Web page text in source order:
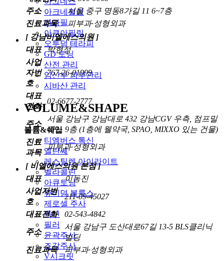
아크네필링
라라필
아쿠아필링
오투덤 테라피
GD 토닝
산전 관리
임산부 피부관리
시바산 관리
VOLUME&SHAPE
볼륨&쉐입
티엠버스 톡신
엘란쎄
레스틸렌 아이라이트
벨라콜린
아큐토닝
쥬비덤 볼룩스
제로셀 주사
톡신
필러
윤곽주사
조각주사
V시크릿
주소
서울 중구 명동8가길 11 6~7층
진료과목
피부과·성형외과
[ 강남비엘에스의원 ]
대표
박현정
사업
자번
호
767-26-01999
대표
전화
02-6677-2777
주소
서울 강남구 강남대로 432 강남CGV 우측, 점프밀
라노 9층 (1층에 웰약국, SPAO, MIXXO 있는 건물)
진료
과목
피부과·성형외과
[ 비엘에스의원 본점 ]
대표
이동진
사업자번
호
211-09-45027
대표전화 02-543-4842
주소
서울 강남구 도산대로67길 13-5 BLS클리닉
빌딩
진료과목
피부과·성형외과